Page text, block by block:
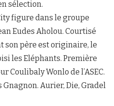
sélection.
figure dans le groupe
Eudes Aholou. Courtisé
son père est originaire, le
les Eléphants. Première
Coulibaly Wonlo de l’ASEC.
Gnagnon. Aurier, Die, Gradel